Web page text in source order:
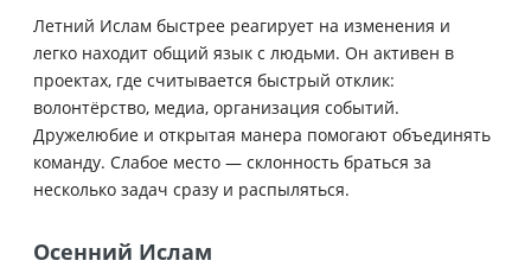
Летний Ислам быстрее реагирует на изменения и
легко находит общий язык с людьми. Он активен в
проектах, где считывается быстрый отклик:
волонтёрство, медиа, организация событий.
Дружелюбие и открытая манера помогают объединять
команду. Слабое место — склонность браться за
несколько задач сразу и распыляться.
Осенний Ислам